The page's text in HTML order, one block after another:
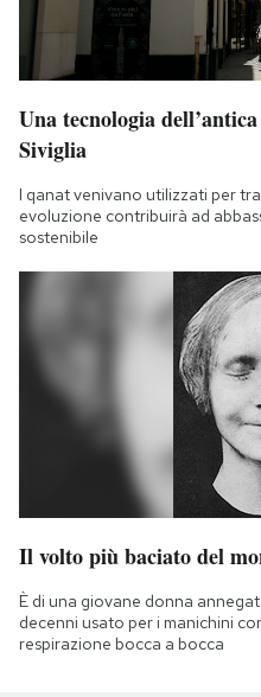
Una tecnologia
Siviglia
I qanat venivano utilizzati per
evoluzione contribuirà ad
sostenibile
Il volto più baciato del
È di una giovane donna
decenni usato per i manichini
respirazione bocca a bocca